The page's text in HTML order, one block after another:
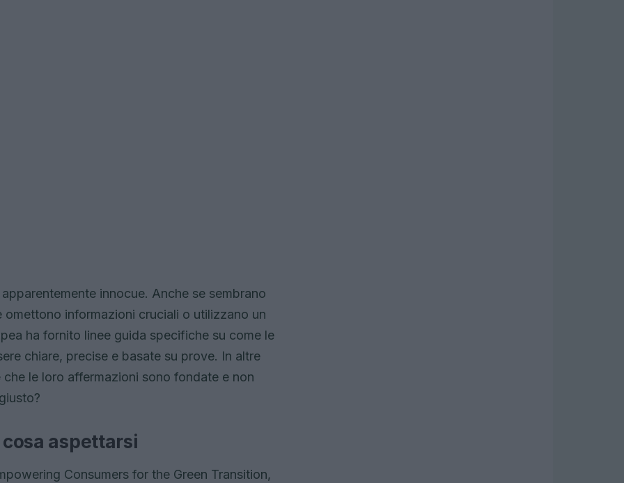
innocue. Anche se sembrano
informazioni cruciali o utilizzano un
ha fornito linee guida specifiche su come le
chiare, precise e basate su prove. In altre
le loro affermazioni sono fondate e non
aspettarsi
Consumers for the Green Transition,